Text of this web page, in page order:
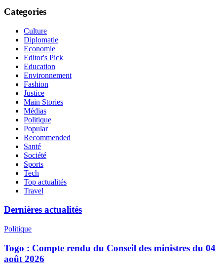
Categories
Culture
Diplomatie
Economie
Editor's Pick
Education
Environnement
Fashion
Justice
Main Stories
Médias
Politique
Popular
Recommended
Santé
Société
Sports
Tech
Top actualités
Travel
Dernières actualités
Politique
Togo : Compte rendu du Conseil des ministres du 04
août 2026